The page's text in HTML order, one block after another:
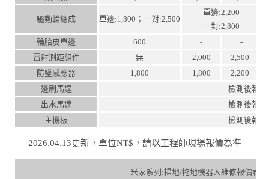
驅動輪總成 單邊:1,800；一對:2,500
單邊:2,200
一對:2,800
輪胎皮單邊
600 -
-
雷射測距組件
無 2,000
2,500
防墜感應器
1,800 1,800
2,200
邊刷馬達
檢測後報價
出水馬達
檢測後報價
主機板
檢測後報價
2026.04.13更新，單位NT$，請以工程師現場報價為準
米家系列:掃地/拖地機器人維修報價表